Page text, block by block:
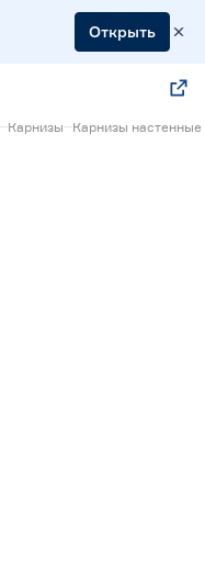
Открыть
Карнизы Карнизы настенные